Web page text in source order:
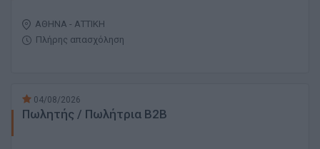
ΑΘΗΝΑ - ΑΤΤΙΚΗ
Πλήρης απασχόληση
04/08/2026
Πωλητής / Πωλήτρια B2B